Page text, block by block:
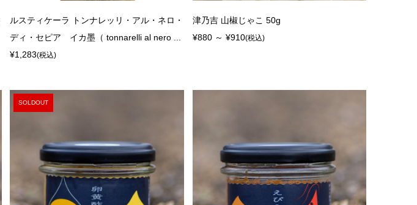
ルスティケーラ トンナレッリ・アル・ネロ・
ディ・セピア イカ墨（ tonnarelli al nero ...
¥1,283(税込)
津乃吉 山椒じゃこ 50g
¥880 ～ ¥910(税込)
SOLDOUT